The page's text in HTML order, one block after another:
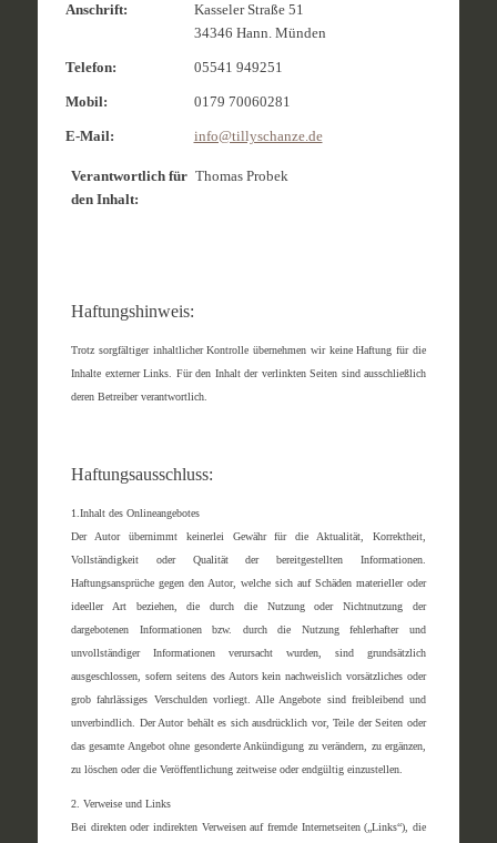
Anschrift:
Kasseler Straße 51
34346 Hann. Münden
Telefon: 05541 949251
Mobil: 0179 70060281
E-Mail: info@tillyschanze.de
Verantwortlich für
den Inhalt:
Thomas Probek
Haftungshinweis:
Trotz sorgfältiger inhaltlicher Kontrolle übernehmen wir keine Haftung für die
Inhalte externer Links. Für den Inhalt der verlinkten Seiten sind ausschließlich
deren Betreiber verantwortlich.
Haftungsausschluss:
1.Inhalt des Onlineangebotes
Der Autor übernimmt keinerlei Gewähr für die Aktualität, Korrektheit,
Vollständigkeit oder Qualität der bereitgestellten Informationen.
Haftungsansprüche gegen den Autor, welche sich auf Schäden materieller oder
ideeller Art beziehen, die durch die Nutzung oder Nichtnutzung der
dargebotenen Informationen bzw. durch die Nutzung fehlerhafter und
unvollständiger Informationen verursacht wurden, sind grundsätzlich
ausgeschlossen, sofern seitens des Autors kein nachweislich vorsätzliches oder
grob fahrlässiges Verschulden vorliegt. Alle Angebote sind freibleibend und
unverbindlich. Der Autor behält es sich ausdrücklich vor, Teile der Seiten oder
das gesamte Angebot ohne gesonderte Ankündigung zu verändern, zu ergänzen,
zu löschen oder die Veröffentlichung zeitweise oder endgültig einzustellen.
2. Verweise und Links
Bei direkten oder indirekten Verweisen auf fremde Internetseiten („Links“), die